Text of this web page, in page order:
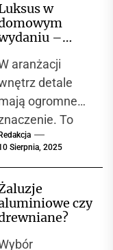
w
jak i w
w
–
i
IBENA
synonim
i
aranżacji
detale
ogromne
To
one
i
że
Redakcja
Sierpnia, 2025
czy